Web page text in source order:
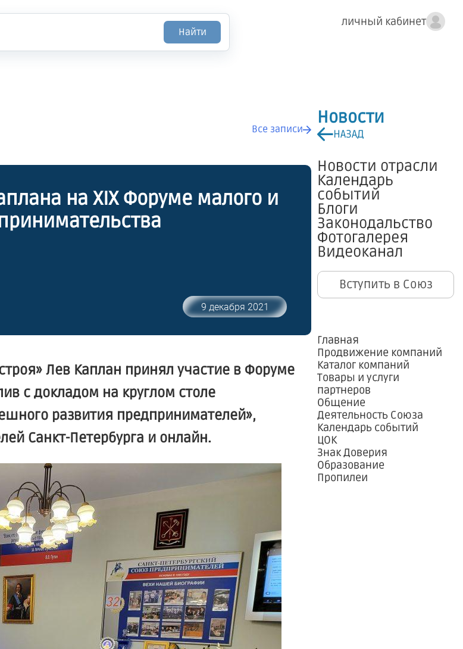
личный кабинет
Найти
Новости
НАЗАД
Новости отрасли
Календарь
событий
Блоги
Законодальство
Фотогалерея
Видеоканал
Вступить в Союз
Главная
Продвижение компаний
Каталог компаний
Товары и услуги
партнеров
Общение
Деятельность Союза
Календарь событий
ЦОК
Знак Доверия
Образование
Пропилеи
Все записи
на XIX Форуме малого и
9 декабря 2021
Лев Каплан принял участие в Форуме
с докладом на круглом столе
развития предпринимателей»,
Санкт-Петербурга и онлайн.